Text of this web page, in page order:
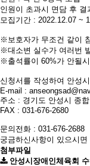
인원이 초과시 면담 후 결
모집기간 : 2022.12.07 ~
※보호자가 무조건 같이
※대소변 실수가 여러번
※출석률이 60%가 안될
신청서를 작성하여 안성
E-mail :
주소 : 경기도 안성시 종
FAX : 031-676-2680
문의전화 : 031-676-2688
궁금하신사항이 있으시
첨부파일
안성시장애인체육회